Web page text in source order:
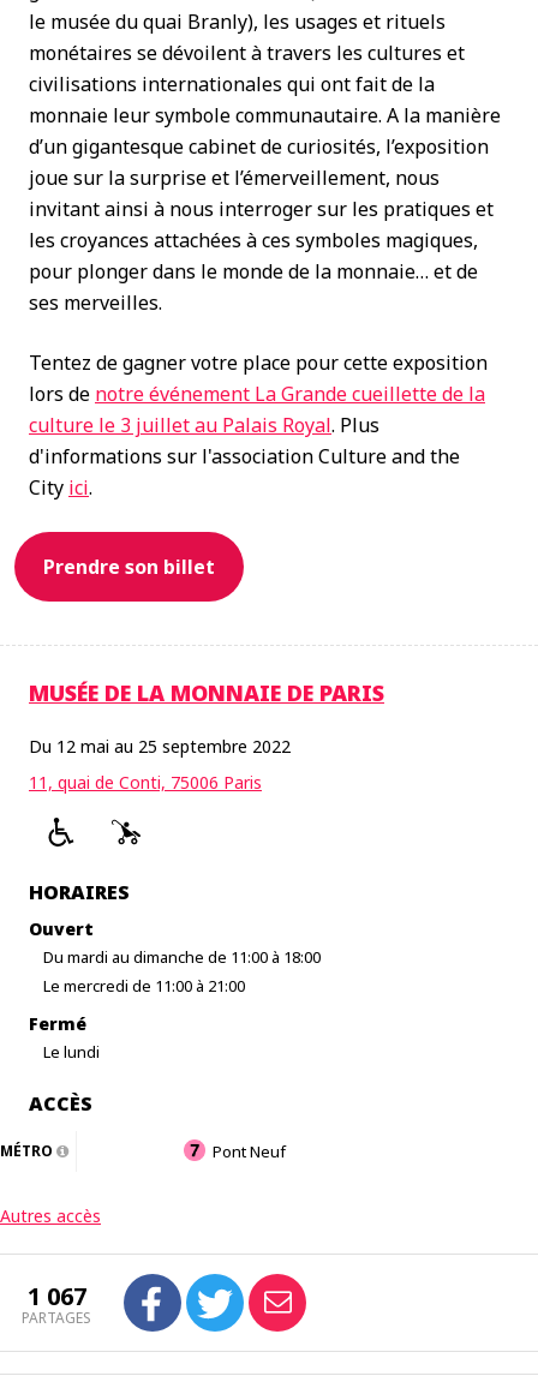
le musée du quai Branly), les usages et rituels
monétaires se dévoilent à travers les cultures et
civilisations internationales qui ont fait de la
monnaie leur symbole communautaire. A la manière
d’un gigantesque cabinet de curiosités, l’exposition
joue sur la surprise et l’émerveillement, nous
invitant ainsi à nous interroger sur les pratiques et
les croyances attachées à ces symboles magiques,
pour plonger dans le monde de la monnaie… et de
ses merveilles.
Tentez de gagner votre place pour cette exposition
lors de notre événement La Grande cueillette de la
culture le 3 juillet au Palais Royal. Plus
d'informations sur l'association Culture and the
City ici.
Prendre son billet
MUSÉE DE LA MONNAIE DE PARIS
Du 12 mai au 25 septembre 2022
11, quai de Conti, 75006 Paris
HORAIRES
Ouvert
Du mardi au dimanche de 11:00 à 18:00
Le mercredi de 11:00 à 21:00
Fermé
Le lundi
ACCÈS
MÉTRO Pont Neuf
Autres accès
1 067
PARTAGES